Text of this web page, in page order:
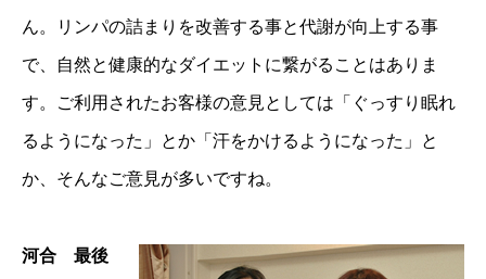
ん。リンパの詰まりを改善する事と代謝が向上する事
で、自然と健康的なダイエットに繋がることはありま
す。ご利用されたお客様の意見としては「ぐっすり眠れ
るようになった」とか「汗をかけるようになった」と
か、そんなご意見が多いですね。
河合 最後